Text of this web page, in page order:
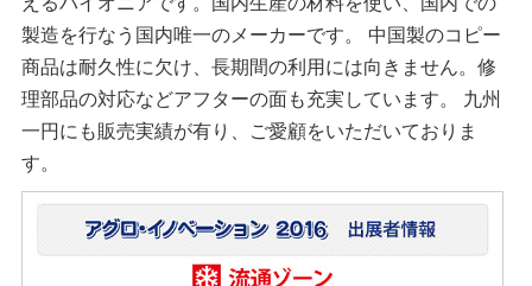
製造を行なう国内唯一のメーカーです。 中国製のコピー
商品は耐久性に欠け、長期間の利用には向きません。修
理部品の対応などアフターの面も充実しています。 九州
一円にも販売実績が有り、ご愛顧をいただいておりま
す。